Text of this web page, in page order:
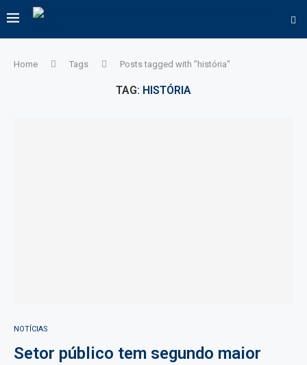
Home Tags Posts tagged with "história"
TAG: HISTÓRIA
NOTÍCIAS
Setor público tem segundo maior